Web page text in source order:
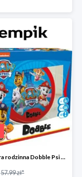
Rebel gra rodzinna Dobble Psi Patrol w Empiku Premium
57.99 zł*